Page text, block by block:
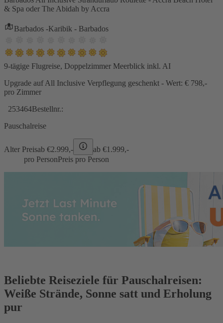
& Spa oder The Abidah by Accra
Barbados -Karibik - Barbados
9-tägige Flugreise, Doppelzimmer Meerblick inkl. AI
Upgrade auf All Inclusive Verpflegung geschenkt - Wert: € 798,-
pro Zimmer
253464Bestellnr.:
Pauschalreise
Alter Preisab €2.999,- ab €1.999,-
pro PersonPreis pro Person
Beliebte Reiseziele für Pauschalreisen:
Weiße Strände, Sonne satt und Erholung
pur